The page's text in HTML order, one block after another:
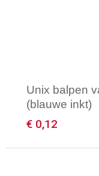
Unix balpen
(blauwe inkt)
€ 0,12